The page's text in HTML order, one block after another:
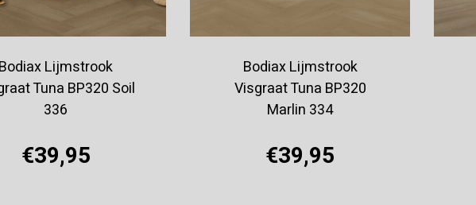
Lijmstrook
Tuna BP320 Soil
336
€39,95
Bodiax Lijmstrook
Visgraat Tuna BP320
Marlin 334
€39,95